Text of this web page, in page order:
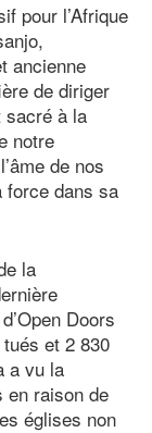
pour l’Afrique
ancienne
de diriger
sacré à la
notre
de nos
force dans sa
la
Doors
et 2 830
a vu la
en raison de
églises non